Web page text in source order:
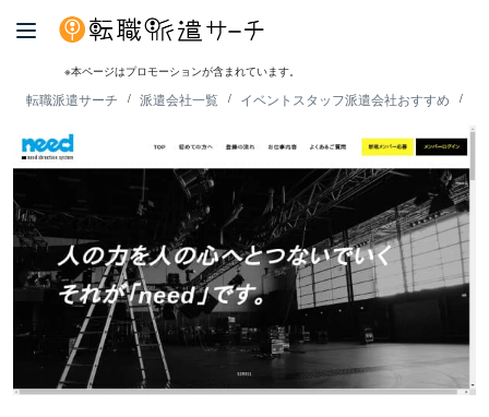
※本ページはプロモーションが含まれています。
転職派遣サーチ 派遣会社一覧 イベントスタッフ派遣会社おすすめ